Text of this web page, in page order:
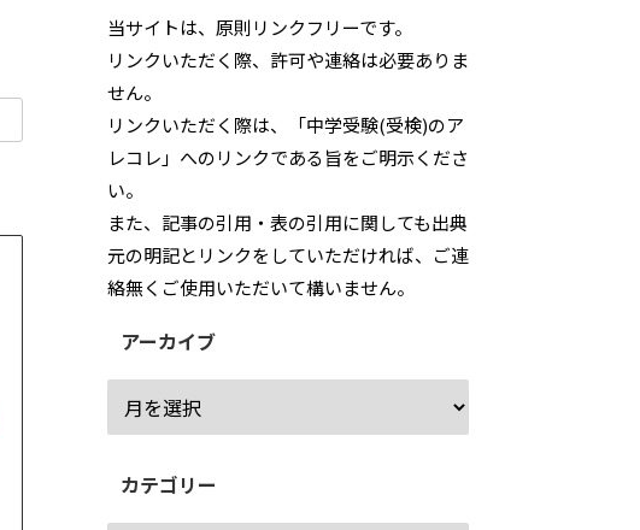
当サイトは、原則リンクフリーです。
リンクいただく際、許可や連絡は必要ありま
せん。
リンクいただく際は、「中学受験(受検)のア
レコレ」へのリンクである旨をご明示くださ
い。
また、記事の引用・表の引用に関しても出典
元の明記とリンクをしていただければ、ご連
絡無くご使用いただいて構いません。
アーカイブ
カテゴリー